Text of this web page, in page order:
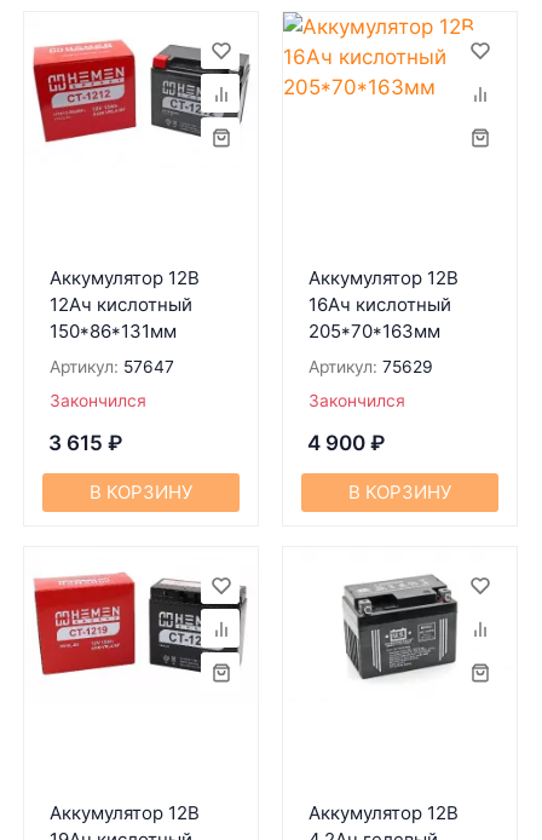
Аккумулятор 12В
12Ач кислотный
150*86*131мм
Артикул: 57647
Закончился
3 615 ₽
В КОРЗИНУ
Аккумулятор 12В
16Ач кислотный
205*70*163мм
Артикул: 75629
Закончился
4 900 ₽
В КОРЗИНУ
Аккумулятор 12В
Аккумулятор 12В